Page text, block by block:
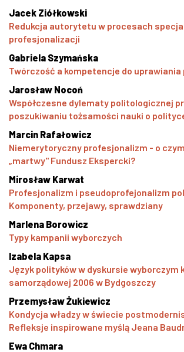
Jacek Ziółkowski
Redukcja autorytetu w procesach
profesjonalizacji
Gabriela Szymańska
Twórczość a kompetencje do
Jarosław Nocoń
Współczesne dylematy politologicznej
poszukiwaniu tożsamości nauki o
Marcin Rafałowicz
Niemerytoryczny profesjonalizm - o
„martwy" Fundusz Ekspercki?
Mirosław Karwat
Profesjonalizm i pseudoprofejonalizm
Komponenty, przejawy, sprawdziany
Marlena Borowicz
Typy kampanii wyborczych
Izabela Kapsa
Język polityków w dyskursie wyborczym
samorządowej 2006 w Bydgoszczy
Przemysław Żukiewicz
Kondycja władzy w świecie
Refleksje inspirowane myślą Jeana
Ewa Chmara